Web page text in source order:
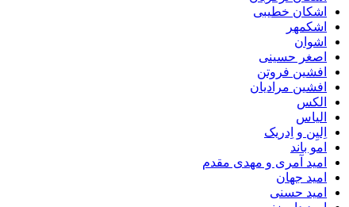
اشکان خطیبی
اشکمهر
اشوان
اصغر حسینی
افشین فروتن
افشین مرادیان
الکس
الیاس
اِلیِن و اِدریک
امو باند
امید آمری و مهدی مقدم
امید جهان
امید حسنی